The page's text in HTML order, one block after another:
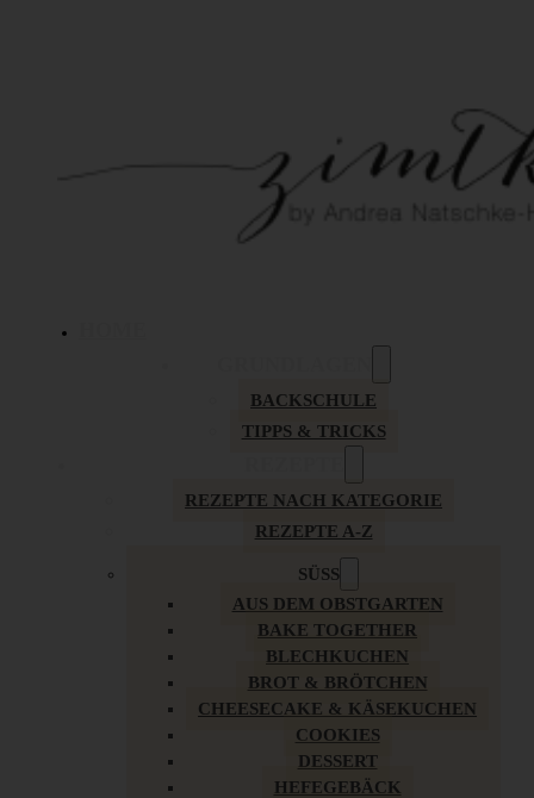
BACKSCHULE
TIPPS & TRICKS
REZEPTE NACH KATEGORIE
REZEPTE A-Z
SÜSS
AUS DEM OBSTGARTEN
BAKE TOGETHER
BLECHKUCHEN
BROT & BRÖTCHEN
CHEESECAKE & KÄSEKUCHEN
COOKIES
DESSERT
HEFEGEBÄCK